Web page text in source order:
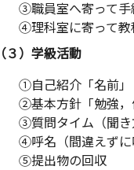
③職員室へ寄って手
④理科室に寄って教
（３）学級活動
①自己紹介「名前」
②基本方針「勉強，
③質問タイム（聞き
④呼名（間違えずに
⑤提出物の回収